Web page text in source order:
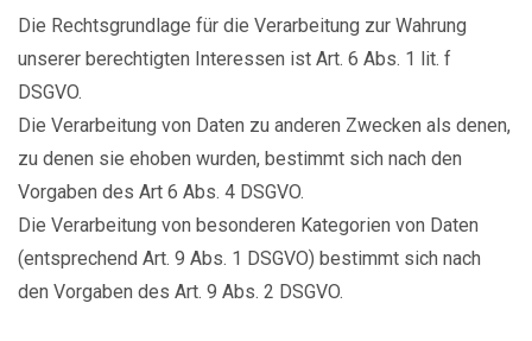
Die Rechtsgrundlage für die Verarbeitung zur Wahrung
unserer berechtigten Interessen ist Art. 6 Abs. 1 lit. f
DSGVO.
Die Verarbeitung von Daten zu anderen Zwecken als denen,
zu denen sie ehoben wurden, bestimmt sich nach den
Vorgaben des Art 6 Abs. 4 DSGVO.
Die Verarbeitung von besonderen Kategorien von Daten
(entsprechend Art. 9 Abs. 1 DSGVO) bestimmt sich nach
den Vorgaben des Art. 9 Abs. 2 DSGVO.